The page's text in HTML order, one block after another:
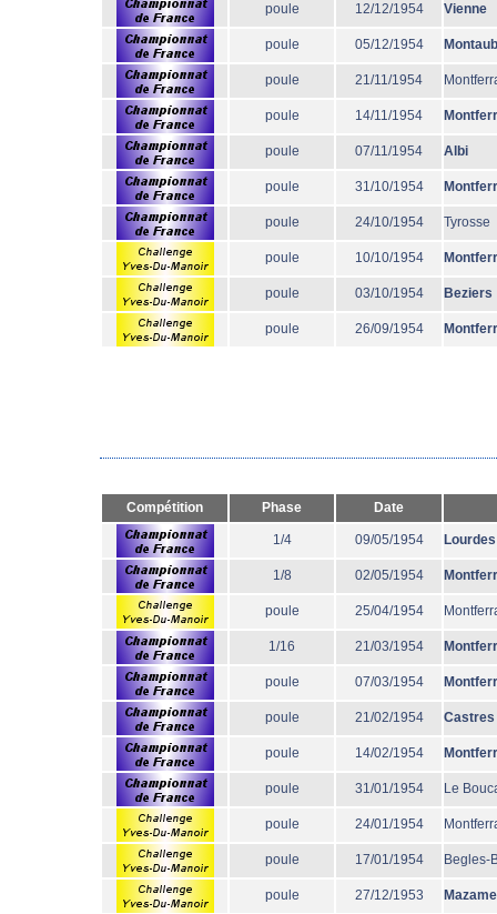
poule 12/12/1954 Vienne
poule 05/12/1954
poule 21/11/1954
poule 14/11/1954
poule 07/11/1954 Albi
poule 31/10/1954
poule 24/10/1954 Tyrosse
poule 10/10/1954
poule 03/10/1954 Beziers
poule 26/09/1954
Compétition Phase Date
1/4 09/05/1954 Lourdes
1/8 02/05/1954
poule 25/04/1954
1/16 21/03/1954
poule 07/03/1954
poule 21/02/1954 Castres
poule 14/02/1954
poule 31/01/1954 Le
poule 24/01/1954
poule 17/01/1954 Begles-
poule 27/12/1953